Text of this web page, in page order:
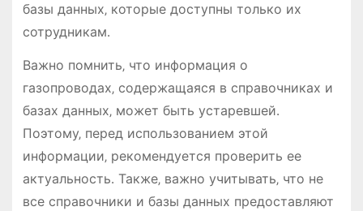
базы данных‚ которые доступны только их
сотрудникам․
Важно помнить‚ что информация о
газопроводах‚ содержащаяся в справочниках и
базах данных‚ может быть устаревшей․
Поэтому‚ перед использованием этой
информации‚ рекомендуется проверить ее
актуальность․ Также‚ важно учитывать‚ что не
все справочники и базы данных предоставляют